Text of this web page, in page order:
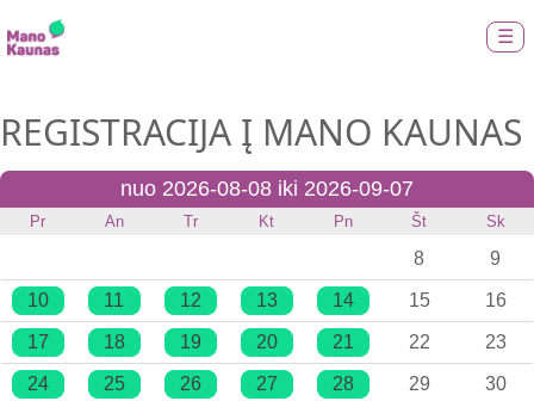
☰
REGISTRACIJA Į MANO KAUNAS
nuo 2026-08-08 iki 2026-09-07
Pr An Tr Kt Pn Št Sk
8 9
10 11 12 13 14 15 16
17 18 19 20 21 22 23
24 25 26 27 28 29 30